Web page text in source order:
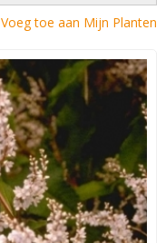
Voeg toe aan Mijn Planten